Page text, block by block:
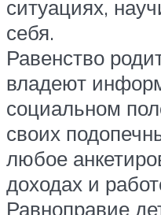
ситуациях,
себя.
Равенство
владеют
социальном
своих
любое
доходах и
Равноправие